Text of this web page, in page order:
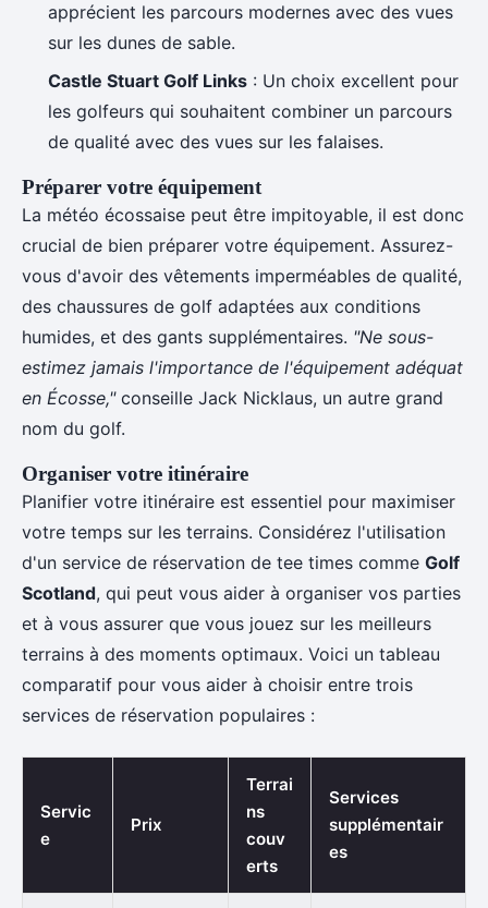
apprécient les parcours modernes avec des vues
sur les dunes de sable.
Castle Stuart Golf Links : Un choix excellent pour
les golfeurs qui souhaitent combiner un parcours
de qualité avec des vues sur les falaises.
Préparer votre équipement
La météo écossaise peut être impitoyable, il est donc
crucial de bien préparer votre équipement. Assurez-
vous d'avoir des vêtements imperméables de qualité,
des chaussures de golf adaptées aux conditions
humides, et des gants supplémentaires. "Ne sous-
estimez jamais l'importance de l'équipement adéquat
en Écosse,"conseille Jack Nicklaus, un autre grand
nom du golf.
Organiser votre itinéraire
Planifier votre itinéraire est essentiel pour maximiser
votre temps sur les terrains. Considérez l'utilisation
d'un service de réservation de tee times comme Golf
Scotland, qui peut vous aider à organiser vos parties
et à vous assurer que vous jouez sur les meilleurs
terrains à des moments optimaux. Voici un tableau
comparatif pour vous aider à choisir entre trois
services de réservation populaires :
Servic
e
Prix
Terrai
ns
couv
erts
Services
supplémentair
es